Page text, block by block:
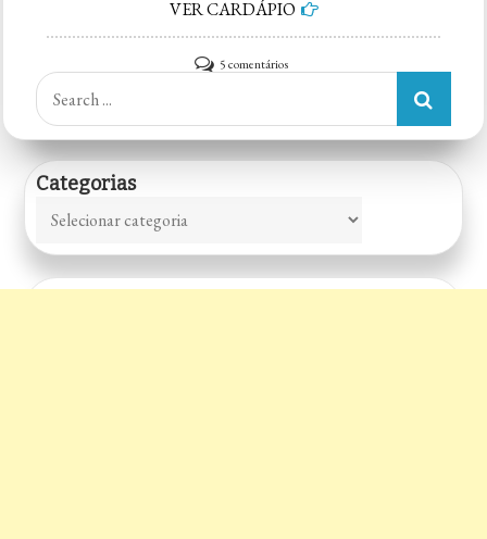
VER CARDÁPIO
5 comentáriosem
Ipanema
Search
for:
Categorias
Categorias